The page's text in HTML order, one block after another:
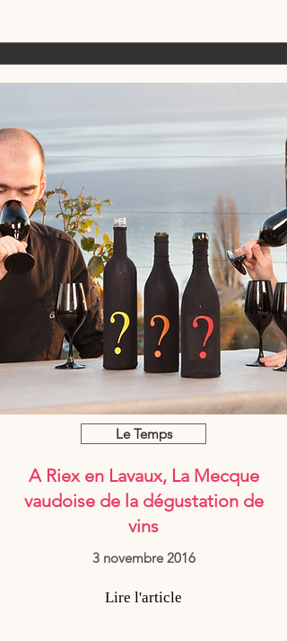
Le Temps
A Riex en Lavaux, La Mecque
vaudoise de la dégustation de
vins
3 novembre 2016
Lire l'article